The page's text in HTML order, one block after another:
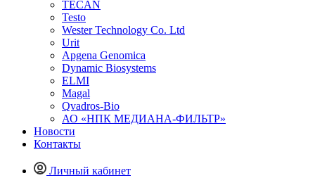
TECAN
Testo
Wester Technology Co. Ltd
Urit
Apgena Genomica
Dynamic Biosystems
ELMI
Magal
Qvadros-Bio
АО «НПК МЕДИАНА-ФИЛЬТР»
Новости
Контакты
Личный кабинет